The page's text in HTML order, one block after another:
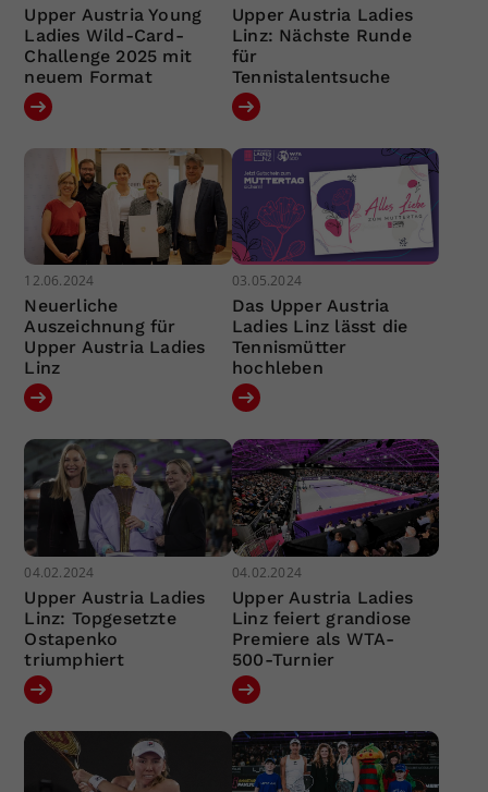
Upper Austria Young
Ladies Wild-Card-
Challenge 2025 mit
neuem Format
Upper Austria Ladies
Linz: Nächste Runde
für
Tennistalentsuche
12.06.2024
Neuerliche
Auszeichnung für
Upper Austria Ladies
Linz
03.05.2024
Das Upper Austria
Ladies Linz lässt die
Tennismütter
hochleben
04.02.2024
Upper Austria Ladies
Linz: Topgesetzte
Ostapenko
triumphiert
04.02.2024
Upper Austria Ladies
Linz feiert grandiose
Premiere als WTA-
500-Turnier